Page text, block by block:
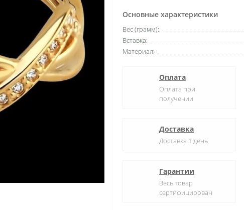
Основные характеристики
Вес (грамм):
Вставка:
Материал:
Оплата
Оплата при
получении
Доставка
Доставка 1 день
Гарантии
Весь товар
сертифицирован